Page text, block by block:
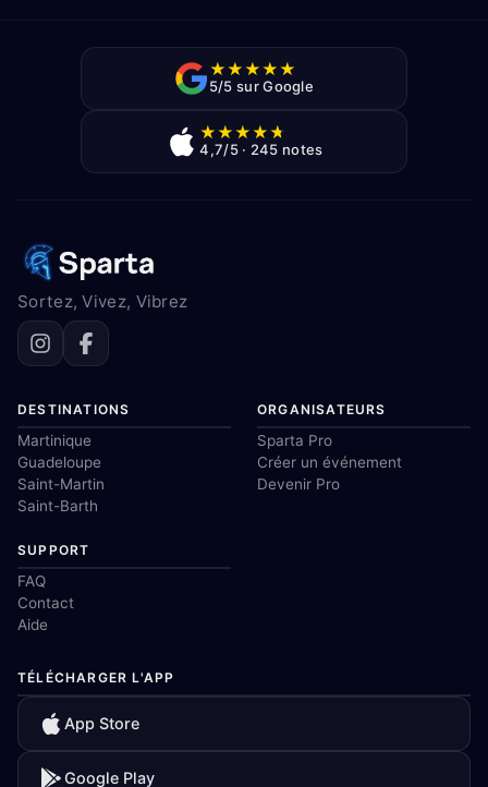
★★★★★
5/5 sur Google
★★★★★
4,7/5 · 245 notes
Sortez, Vivez, Vibrez
DESTINATIONS
Martinique
Guadeloupe
Saint-Martin
Saint-Barth
ORGANISATEURS
Sparta Pro
Créer un événement
Devenir Pro
SUPPORT
FAQ
Contact
Aide
TÉLÉCHARGER L'APP
App Store
Google Play